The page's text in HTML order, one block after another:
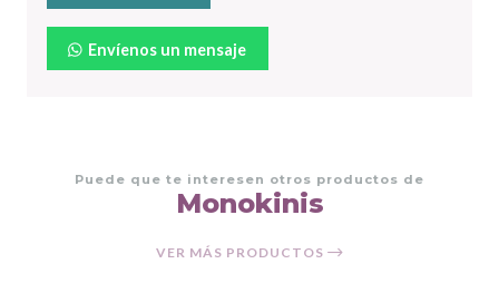
Envíenos un mensaje
Puede que te interesen otros productos de
Monokinis
VER MÁS PRODUCTOS